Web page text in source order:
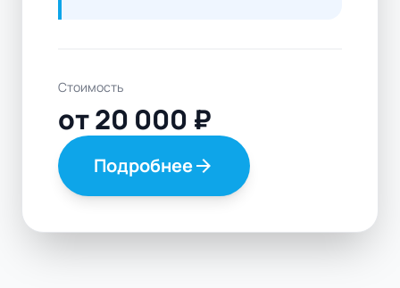
Стоимость
от 20 000 ₽
Подробнееarrow_forward